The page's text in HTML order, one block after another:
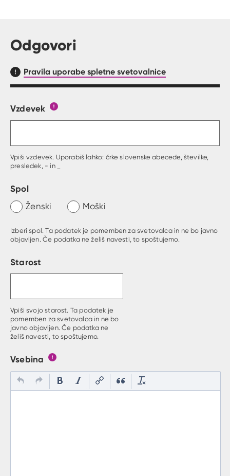
Odgovori
Pravila uporabe spletne svetovalnice
Obrazec, kjer lahko zastaviš vprašanje
Vzdevek
Vpiši vzdevek. Uporabiš lahko: črke slovenske abecede, številke,
presledek, - in _
Spol
Ženski Moški
Izberi spol. Ta podatek je pomemben za svetovalca in ne bo javno
objavljen. Če podatka ne želiš navesti, to spoštujemo.
Starost
Vpiši svojo starost. Ta podatek je
pomemben za svetovalca in ne bo
javno objavljen. Če podatka ne
želiš navesti, to spoštujemo.
Vsebina